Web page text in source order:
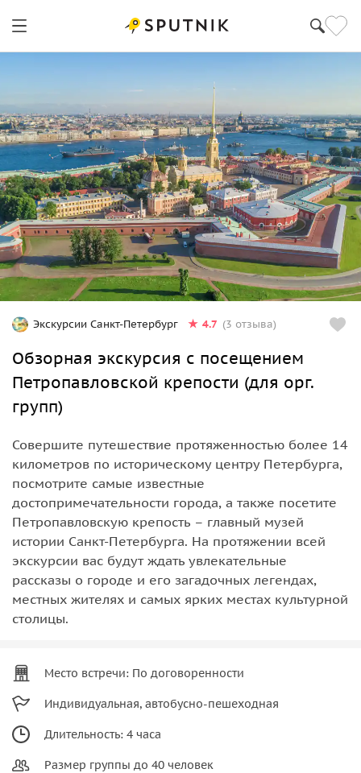
Санкт-Петербург
Экскурсии Санкт-Петербург 4.7 (3 отзыва)
Обзорная экскурсия с посещением
Петропавловской крепости (для орг.
групп)
Совершите путешествие протяженностью более 14
километров по историческому центру Петербурга,
посмотрите самые известные
достопримечательности города, а также посетите
Петропавловскую крепость – главный музей
истории Санкт-Петербурга. На протяжении всей
экскурсии вас будут ждать увлекательные
рассказы о городе и его загадочных легендах,
местных жителях и самых ярких местах культурной
столицы.
Место встречи: По договоренности
Индивидуальная, автобусно-пешеходная
Длительность: 4 часа
Размер группы до 40 человек